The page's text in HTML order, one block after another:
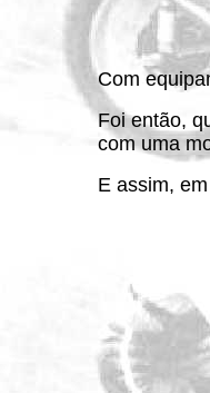
Com
Foi então,
com uma
E assim,